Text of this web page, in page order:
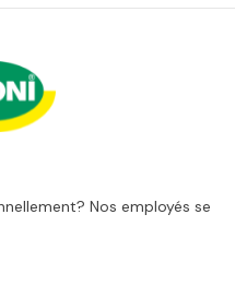
Nos employés se